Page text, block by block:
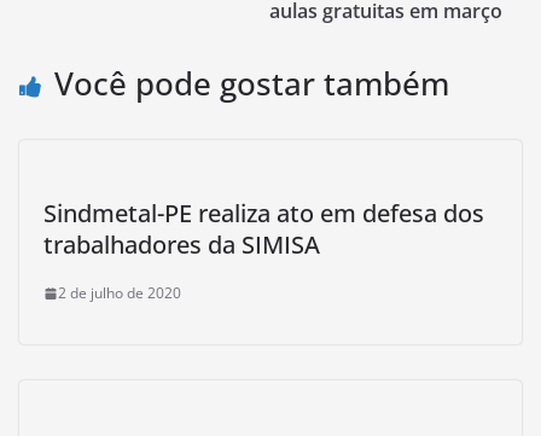
aulas gratuitas em março
Você pode gostar também
Sindmetal-PE realiza ato em defesa dos
trabalhadores da SIMISA
2 de julho de 2020